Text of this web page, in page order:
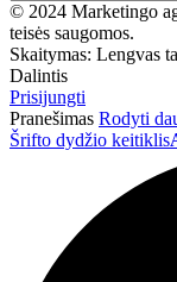
© 2024 Marketingo
teisės saugomos.
Skaitymas: Lengvas
Dalintis
Prisijungti
Pranešimas Rodyti
Šrifto dydžio keitiklis